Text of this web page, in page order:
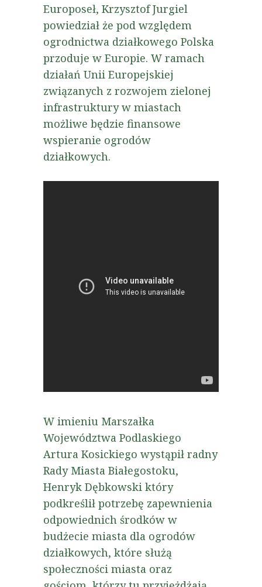
Europoseł, Krzysztof Jurgiel
powiedział że pod względem
ogrodnictwa działkowego Polska
przoduje w Europie. W ramach
działań Unii Europejskiej
związanych z rozwojem zielonej
infrastruktury w miastach
możliwe będzie finansowe
wspieranie ogrodów
działkowych.
W imieniu Marszałka
Województwa Podlaskiego
Artura Kosickiego wystąpił radny
Rady Miasta Białegostoku,
Henryk Dębkowski który
podkreślił potrzebę zapewnienia
odpowiednich środków w
budżecie miasta dla ogrodów
działkowych, które służą
społeczności miasta oraz